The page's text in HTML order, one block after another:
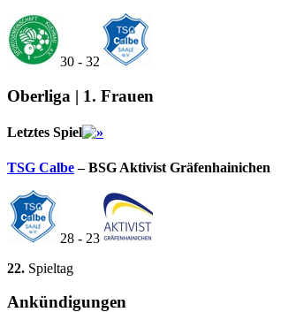
30 - 32
Oberliga | 1. Frauen
Letztes Spiel
TSG Calbe– BSG Aktivist Gräfenhainichen
28 - 23
22. Spieltag
Ankündigungen